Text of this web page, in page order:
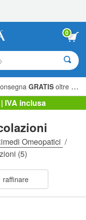
0
GRATIS oltre 60,00 € »
IVA inclusa
Omeopatici /
(5)
raffinare